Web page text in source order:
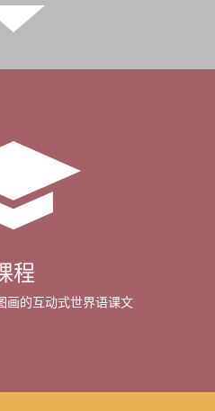
程
画的互动式世界语课文